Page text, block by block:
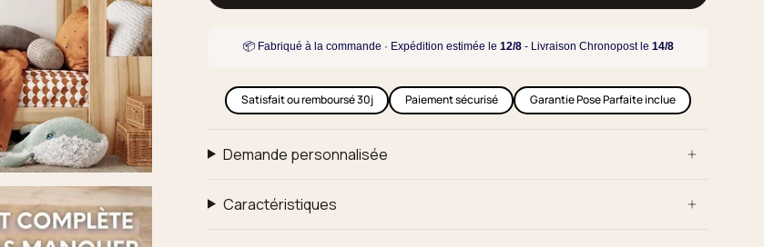
📦 Fabriqué à la commande · Expédition estimée le 12/8- Livraison Chronopost le 14/8
Satisfait ou remboursé 30j Paiement sécurisé Garantie Pose Parfaite inclue
Demande personnalisée
Caractéristiques